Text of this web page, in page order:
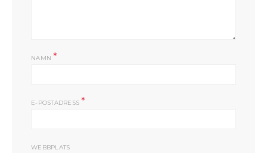
NAMN*
E-POSTADRESS*
WEBBPLATS